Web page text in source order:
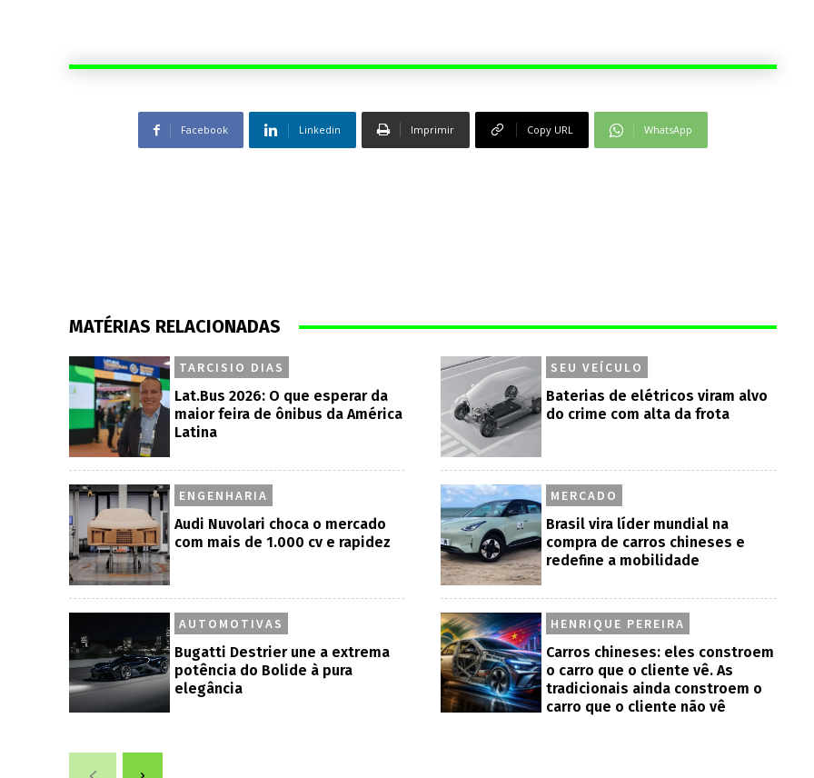
Facebook Linkedin Imprimir Copy URL WhatsApp
MATÉRIAS RELACIONADAS
TARCISIO DIAS
Lat.Bus 2026: O que esperar da
maior feira de ônibus da América
Latina
SEU VEÍCULO
Baterias de elétricos viram alvo
do crime com alta da frota
ENGENHARIA
Audi Nuvolari choca o mercado
com mais de 1.000 cv e rapidez
MERCADO
Brasil vira líder mundial na
compra de carros chineses e
redefine a mobilidade
AUTOMOTIVAS
Bugatti Destrier une a extrema
potência do Bolide à pura
elegância
HENRIQUE PEREIRA
Carros chineses: eles constroem
o carro que o cliente vê. As
tradicionais ainda constroem o
carro que o cliente não vê